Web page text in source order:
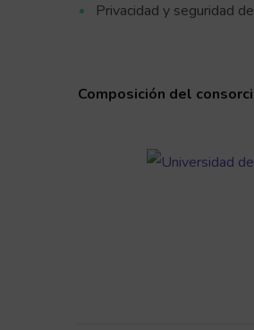
Privacidad y seguridad
Composición del